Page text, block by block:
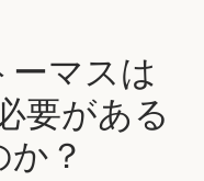
マスは
要がある
？